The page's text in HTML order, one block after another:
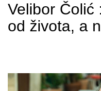
Velibor Čolić
od života, a